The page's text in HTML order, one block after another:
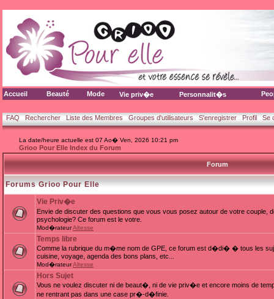
Accueil Beauté Mode Vie priv�e Personnalit�s
FAQ Rechercher Liste des Membres Groupes d'utilisateurs S'enregistrer Profil Se
La date/heure actuelle est 07 Ao� Ven, 2026 10:21 pm
Grioo Pour Elle Index du Forum
Forum
Forums Grioo Pour Elle
Vie Priv�e
Envie de discuter des questions que vous vous posez autour de votre
psychologie? Ce forum est le votre.
Mod�rateurAltesse
Temps libre
Comme la rubrique du m�me nom de GPE, ce forum est d�di� � tous les
cuisine, voyage, agenda des bons plans, etc...
Mod�rateurAltesse
Hors Sujet
Vous ne voulez discuter ni de beaut�, ni de vie priv�e et encore moins de
ne rentrant pas dans une case pr�-d�finie.